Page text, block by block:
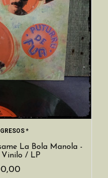
*
La Bola Manola -
Vinilo / LP